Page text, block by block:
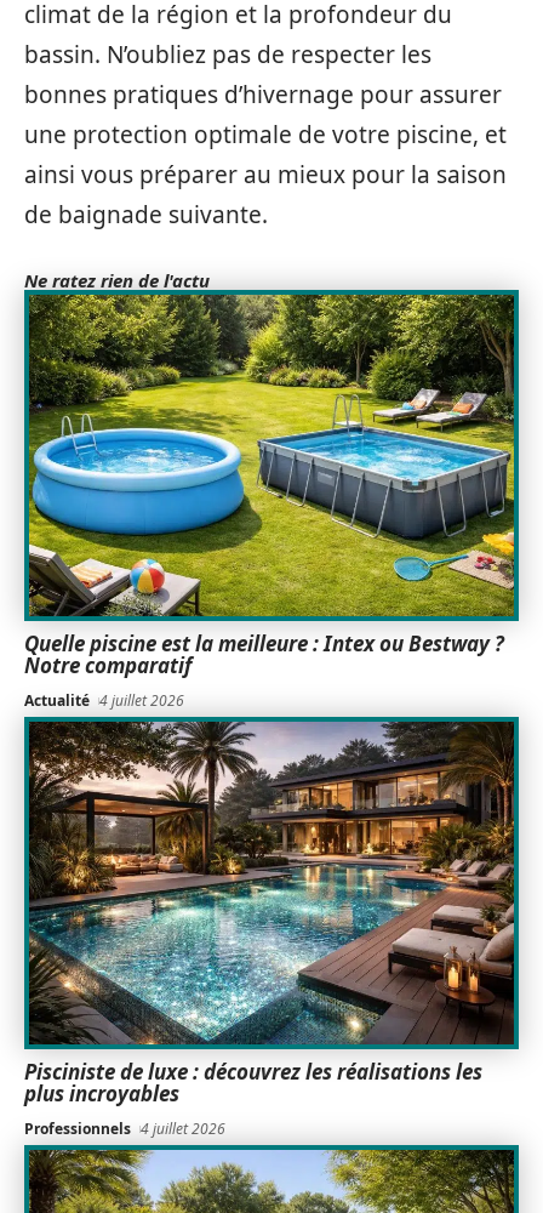
climat de la région et la profondeur du
bassin. N’oubliez pas de respecter les
bonnes pratiques d’hivernage pour assurer
une protection optimale de votre piscine, et
ainsi vous préparer au mieux pour la saison
de baignade suivante.
Ne ratez rien de l'actu
Quelle piscine est la meilleure : Intex ou Bestway ?
Notre comparatif
Actualité 4 juillet 2026
Pisciniste de luxe : découvrez les réalisations les
plus incroyables
Professionnels 4 juillet 2026